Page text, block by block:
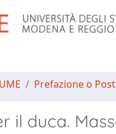
Prefazione o
il duca.